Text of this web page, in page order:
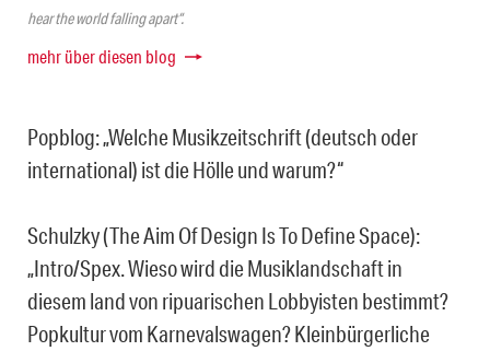
hear the world falling apart“.
mehr über diesen blog
Popblog: „Welche Musikzeitschrift (deutsch oder
international) ist die Hölle und warum?“
Schulzky (The Aim Of Design Is To Define Space):
„Intro/Spex. Wieso wird die Musiklandschaft in
diesem land von ripuarischen Lobbyisten bestimmt?
Popkultur vom Karnevalswagen? Kleinbürgerliche